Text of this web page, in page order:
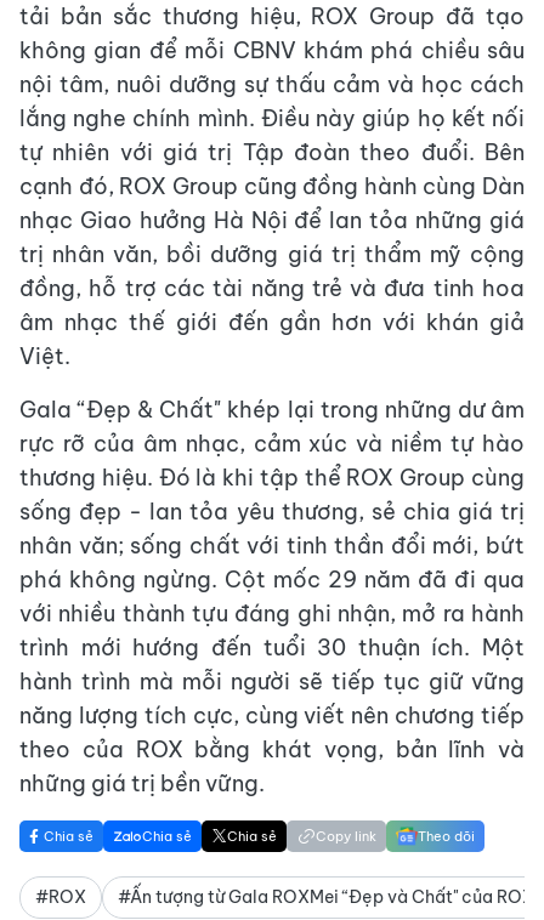
tải bản sắc thương hiệu, ROX Group đã tạo
không gian để mỗi CBNV khám phá chiều sâu
nội tâm, nuôi dưỡng sự thấu cảm và học cách
lắng nghe chính mình. Điều này giúp họ kết nối
tự nhiên với giá trị Tập đoàn theo đuổi. Bên
cạnh đó, ROX Group cũng đồng hành cùng Dàn
nhạc Giao hưởng Hà Nội để lan tỏa những giá
trị nhân văn, bồi dưỡng giá trị thẩm mỹ cộng
đồng, hỗ trợ các tài năng trẻ và đưa tinh hoa
âm nhạc thế giới đến gần hơn với khán giả
Việt.
Gala “Đẹp & Chất" khép lại trong những dư âm
rực rỡ của âm nhạc, cảm xúc và niềm tự hào
thương hiệu. Đó là khi tập thể ROX Group cùng
sống đẹp - lan tỏa yêu thương, sẻ chia giá trị
nhân văn; sống chất với tinh thần đổi mới, bứt
phá không ngừng. Cột mốc 29 năm đã đi qua
với nhiều thành tựu đáng ghi nhận, mở ra hành
trình mới hướng đến tuổi 30 thuận ích. Một
hành trình mà mỗi người sẽ tiếp tục giữ vững
năng lượng tích cực, cùng viết nên chương tiếp
theo của ROX bằng khát vọng, bản lĩnh và
những giá trị bền vững.
Chia sẻ Chia sẻ Chia sẻ Copy link Theo dõi
#ROX #Ấn tượng từ Gala ROXMei “Đẹp và Chất" của ROX